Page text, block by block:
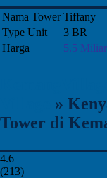
Nama Tower Tiffany
Type Unit
3 BR
Harga
5.5 Miliar
»
Tower di
4.6
(213)